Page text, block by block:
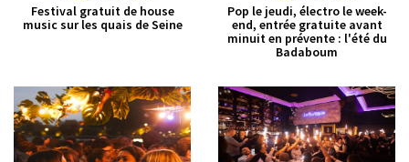
Festival gratuit de house
music sur les quais de Seine
Pop le jeudi, électro le week-
end, entrée gratuite avant
minuit en prévente : l'été du
Badaboum